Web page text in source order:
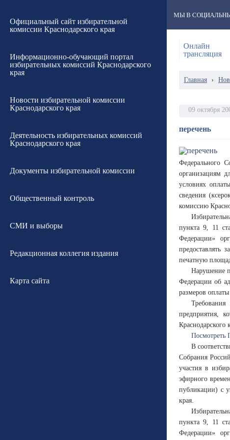
Официальный сайт избирательной
комиссии Краснодарского края
Информационно-обучающий портал
избирательных комиссий Краснодарского
края
Новости избирательной комиссии
Краснодарского края
Деятельность избирательных комиссий
Краснодарского края
Документы избирательной комиссии
Общественный контроль
СМИ и выборы
Редакционная коллегия издания
Карта сайта
МЫ В
Онлайн
трансляция
Главная ›
09 октября
перечень
Федерального
организациям
условиях
сведения
комиссию
пункта 9, 11
Федерации»
предоставлять
печатную
Нарушение
Федерации об
размеров оплаты
предприятия,
Краснодарского
Посмотреть
В
Собрания
участия в
эфирного
публикации) с
края.
пункта 9, 11
Федерации»